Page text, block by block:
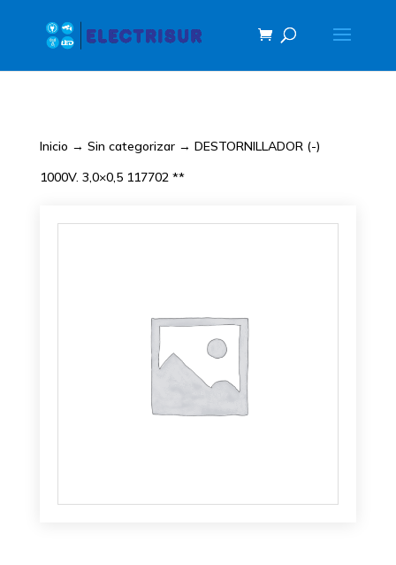
Inicio → Sin categorizar→ DESTORNILLADOR (-)
1000V. 3,0×0,5 117702 **